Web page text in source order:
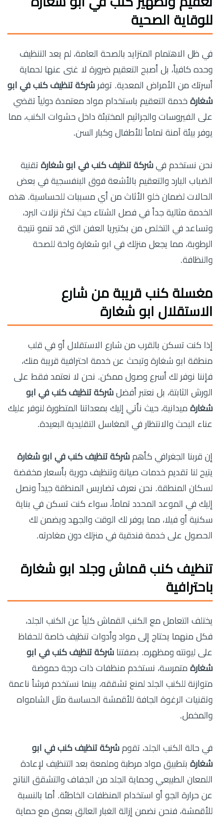
للوقاية الصحية
في ظل الاهتمام المتزايد بالصحة العامة، لم يعد التنظيف
وحده كافياً، بل أصبح التعقيم ضرورة لا غنى عنها لحماية
أسرتك من الأمراض المعدية. توفر شركة تنظيف كنب في ابو
شغارة خدمة التعقيم باستخدام مواد معتمدة دولياً تقضي
على الفيروسات والجراثيم المختبئة داخل حشوات الكنب، مما
يوفر بيئة آمنة تماماً للأطفال وكبار السن.
نحن نستخدم في شركة تنظيف كنب في ابو شغارة تقنية
الضباب البارد والتعقيم بالأشعة فوق البنفسجية في بعض
الحالات لضمان خلو الأثاث من أي مسببات للحساسية. هذه
الخدمة مثالية جداً في فصل الشتاء حيث تكثر نزلات البرد،
وتساعد في التخلص من بكتيريا العفن التي قد تنمو نتيجة
الرطوبة، مما يجعل منزلك في ابو شغارة واحة للصحة
والنظافة.
مغسلة كنب قريبة من شارع
الاستقلال ابو شغارة
إذا كنت تسكن بالقرب من شارع الاستقلال أو في قلب
منطقة ابو شغارة وتبحث عن خدمة احترافية قريبة منك،
فإننا نوفر لك أسرع وصول ممكن. نحن لا نعتمد فقط على
الورش الثابتة، بل نعتبر أفضل شركة تنظيف كنب في ابو
شغارة ميدانية، حيث نأتي إليك بمعداتنا المتطورة لنوفر عليك
عناء البحث والانتظار في المغاسل التقليدية البعيدة.
إن قربنا الجغرافي كأهم شركة تنظيف كنب في ابو شغارة
يتيح لنا تقديم خدمات صيانة وتنظيف دورية بأسعار مخفضة
لسكان المنطقة. نحن نعرف تضاريس المنطقة جيداً ونصل
إليك في الموعد المحدد تماماً، سواء كنت تسكن في بناية
سكنية أو فيلا، مما يوفر لك الوقت والجهد ويضمن لك
الحصول على خدمة فندقية في منزلك دون مغادرته.
تنظيف كنب قماش وجلد ابو شغارة
باحترافية
يختلف التعامل مع الكنب القماش كلياً عن الكنب الجلد،
فكل منهما يحتاج إلى مواد وأدوات تنظيف خاصة للحفاظ
على ليونته ومظهره. بصفتنا شركة تنظيف كنب في ابو
شغارة متمرسة، نستخدم منظفات ذات درجة حموضة
متوازنة للكنب الجلد لمنع تشققه، بينما نستخدم فرشاً ناعمة
وتقنيات الرغوة الجافة للأقمشة الحساسة مثل الشامواه
والمخمل.
في حالة الكنب الجلد، تقوم شركة تنظيف كنب في ابو
شغارة بتطبيق مواد مرطبة وملمعة بعد التنظيف لإعادة
اللمعان الطبيعي وحماية الجلد من الجفاف والتشقق الناتج
عن حرارة الجو أو استخدام المنظفات الخاطئة. أما بالنسبة
للأقمشة، فنحن نضمن إزالة الغبار العالق بعمق مع حماية